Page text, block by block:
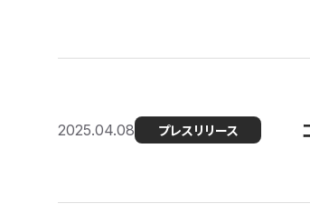
2025.04.08 プレスリリース